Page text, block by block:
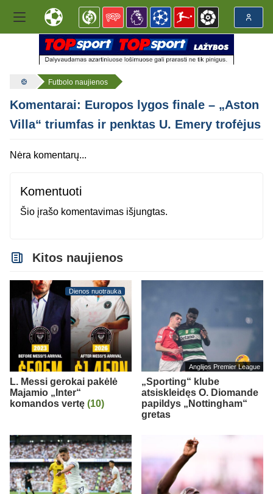
Futbolo naujienos
Komentarai: Europos lygos finale – „Aston
Villa“ triumfas ir penktas U. Emery trofėjus
Nėra komentarų...
Komentuoti
Šio įrašo komentavimas išjungtas.
Kitos naujienos
Dienos nuotrauka
L. Messi gerokai pakėlė
Majamio „Inter“
komandos vertę (10)
Anglijos Premier League
„Sporting“ klube
atsiskleidęs O. Diomande
papildys „Nottingham“
gretas